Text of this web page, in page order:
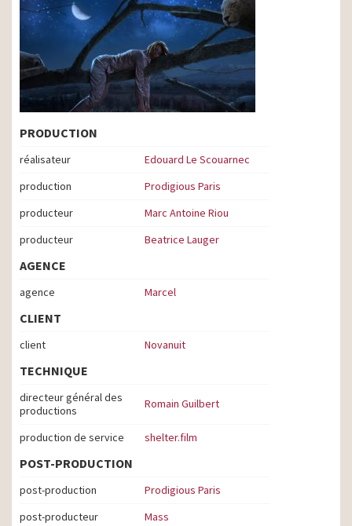
PRODUCTION
réalisateur
Edouard Le Scouarnec
production
Prodigious Paris
producteur
Marc Antoine Riou
producteur
Beatrice Lauger
AGENCE
agence Marcel
CLIENT
client Novanuit
TECHNIQUE
directeur général des
productions
Romain Guilbert
production de service shelter.film
POST-PRODUCTION
post-production
Prodigious Paris
post-producteur
Mass